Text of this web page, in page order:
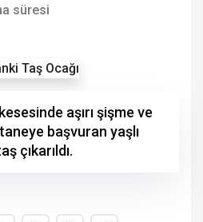
süresi
aşırı şişme ve
başvuran yaşlı
çıkarıldı.